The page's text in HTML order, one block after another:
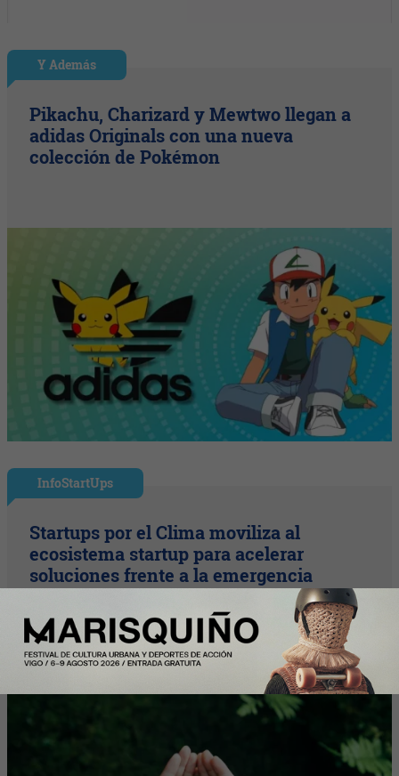
Y Además
Pikachu, Charizard y Mewtwo llegan a
adidas Originals con una nueva
colección de Pokémon
InfoStartUps
Startups por el Clima moviliza al
ecosistema startup para acelerar
soluciones frente a la emergencia
climática